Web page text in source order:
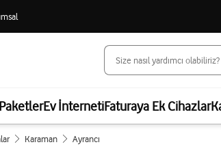
Ev İnternetiFaturaya Ek Cihazlar
Karaman Ayrancı